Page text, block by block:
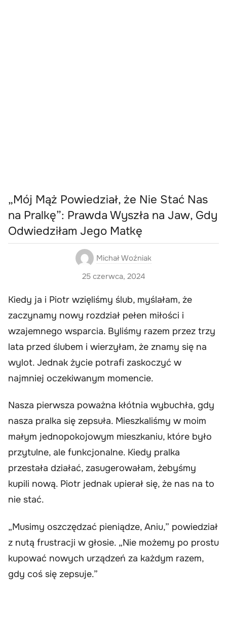
„Mój Mąż Powiedział, że Nie Stać Nas
na Pralkę”: Prawda Wyszła na Jaw, Gdy
Odwiedziłam Jego Matkę
Michał Woźniak
25 czerwca, 2024
Kiedy ja i Piotr wzięliśmy ślub, myślałam, że
zaczynamy nowy rozdział pełen miłości i
wzajemnego wsparcia. Byliśmy razem przez trzy
lata przed ślubem i wierzyłam, że znamy się na
wylot. Jednak życie potrafi zaskoczyć w
najmniej oczekiwanym momencie.
Nasza pierwsza poważna kłótnia wybuchła, gdy
nasza pralka się zepsuła. Mieszkaliśmy w moim
małym jednopokojowym mieszkaniu, które było
przytulne, ale funkcjonalne. Kiedy pralka
przestała działać, zasugerowałam, żebyśmy
kupili nową. Piotr jednak upierał się, że nas na to
nie stać.
„Musimy oszczędzać pieniądze, Aniu,” powiedział
z nutą frustracji w głosie. „Nie możemy po prostu
kupować nowych urządzeń za każdym razem,
gdy coś się zepsuje.”